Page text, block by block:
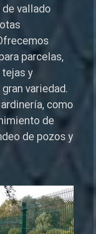
vallado
parcelas,
y
gran variedad.
como
de
de pozos y